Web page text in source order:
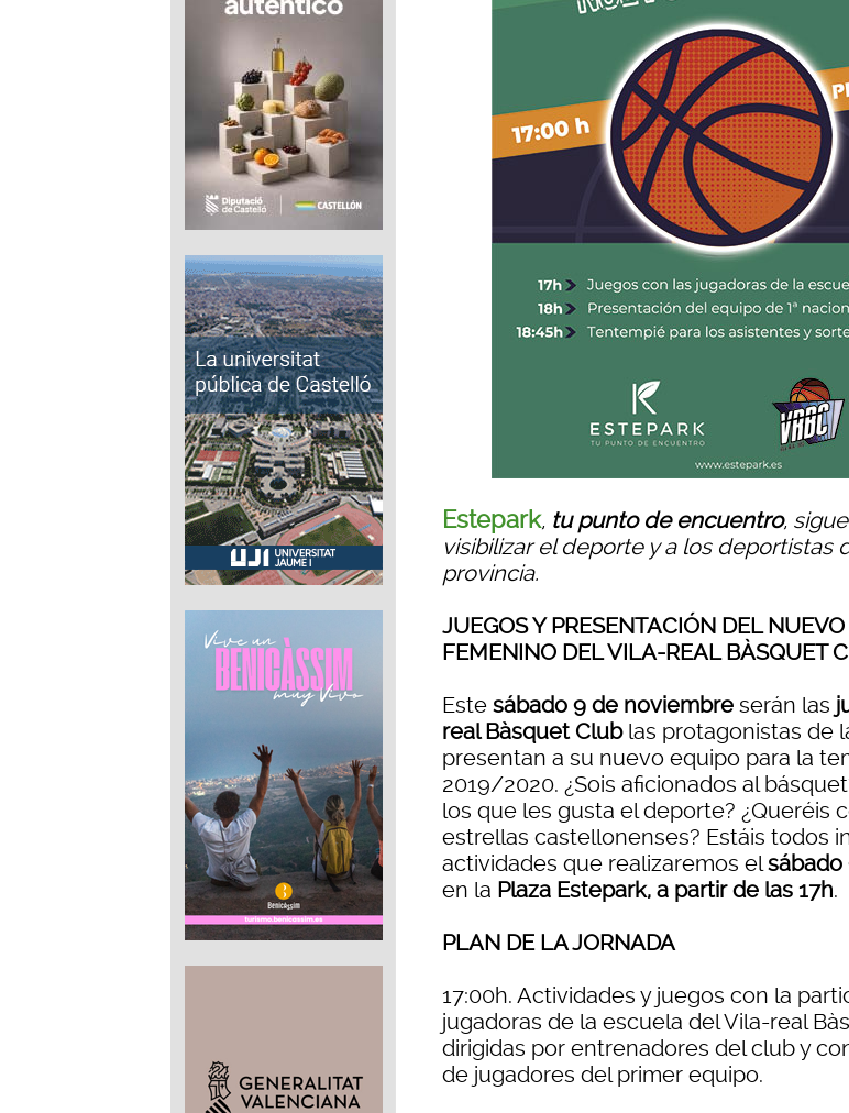
Estepark, tu punto de encuentro,
visibilizar el deporte y a los deportistas
provincia.
JUEGOS Y PRESENTACIÓN DEL
FEMENINO DEL VILA-REAL BÀSQUET
Este sábado 9 de noviembre serán las
real Bàsquet Clublas protagonistas de
presentan a su nuevo equipo para la
2019/2020. ¿Sois aficionados al
los que les gusta el deporte? ¿Queréis
estrellas castellonenses? Estáis todos
actividades que realizaremos el
en la Plaza Estepark, a partir de las 17h.
PLAN DE LA JORNADA
17:00h. Actividades y juegos con la
jugadoras de la escuela del Vila-real
dirigidas por entrenadores del club y
de jugadores del primer equipo.